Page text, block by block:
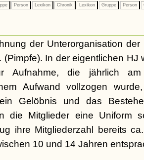
Person Lexikon Chronik Lexikon Gruppe Person
der Unterorganisation
(Pimpfe). In der eigentlichen HJ
Aufnahme, die jährlich
Aufwand vollzogen
Gelöbnis und das
die Mitglieder eine Uniform
ihre Mitgliederzahl bereits
10 und 14 Jahren